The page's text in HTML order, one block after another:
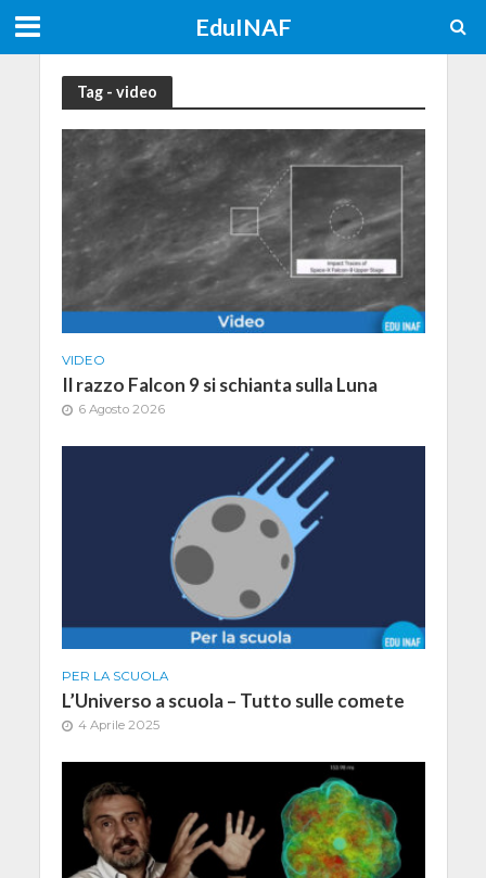
EduINAF
Tag - video
VIDEO
Il razzo Falcon 9 si schianta sulla Luna
6 Agosto 2026
PER LA SCUOLA
L’Universo a scuola – Tutto sulle comete
4 Aprile 2025